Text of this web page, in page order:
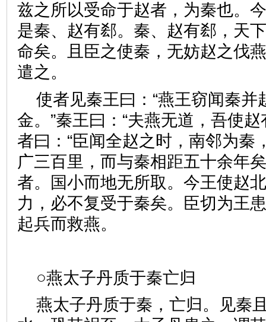
兹之所以受命于赵者，为秦也。
是秦、赵有郄。秦、赵有郄，天
命矣。且臣之使秦，无妨赵之伐
遣之。
使者见秦王曰：“燕王窃闻秦并
金。”秦王曰：“夫燕无道，吾使
者曰：“臣闻全赵之时，南邻为秦
广三百里，而与秦相距五十余年
者。国小而地无所取。今王使赵
力，必不复受于秦矣。臣切为王
起兵而救燕。
○燕太子丹质于秦亡归
燕太子丹质于秦，亡归。见秦